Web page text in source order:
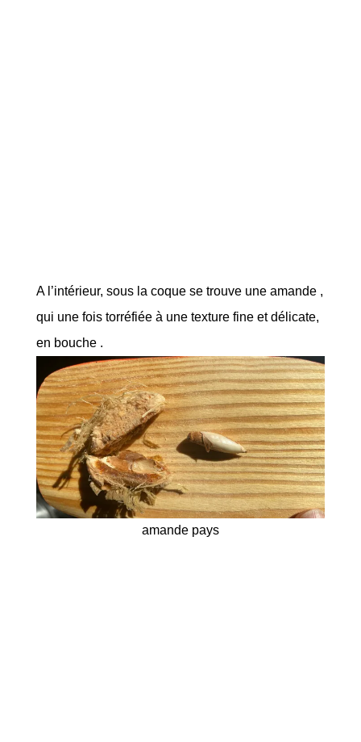
A l’intérieur, sous la coque se trouve une amande ,
qui une fois torréfiée à une texture fine et délicate,
en bouche .
amande pays